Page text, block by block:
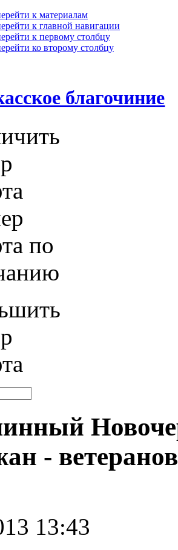
к материалам
к главной навигации
к первому столбцу
ко второму столбцу
благочиние
-
13:43